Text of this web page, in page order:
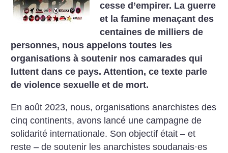
cesse d’empirer. La guerre
et la famine menaçant des
centaines de milliers de
personnes, nous appelons toutes les
organisations à soutenir nos camarades qui
luttent dans ce pays. Attention, ce texte parle
de violence sexuelle et de mort.
En août 2023, nous, organisations anarchistes des
cinq continents, avons lancé une campagne de
solidarité internationale. Son objectif était – et
reste – de soutenir les anarchistes soudanais·es